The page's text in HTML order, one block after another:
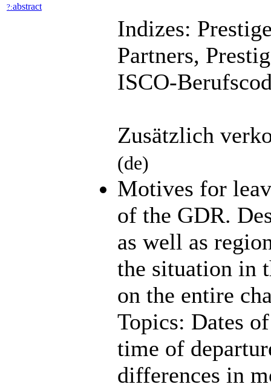
?:abstract
Indizes:
Partners,
ISCO-
Zusätzlich
(de)
Motives for
of the GDR.
as well as
the situation in
on the entire
Topics: Dates
time of
differences in